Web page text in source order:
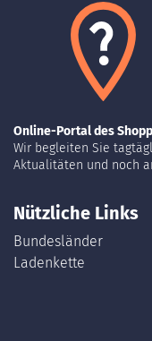
Online-Portal des
Wir begleiten Sie
Aktualitäten und noch
Nützliche Links
Bundesländer
Ladenkette